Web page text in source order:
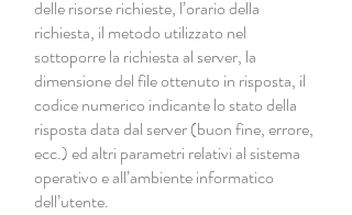
delle risorse richieste, l’orario della
richiesta, il metodo utilizzato nel
sottoporre la richiesta al server, la
dimensione del file ottenuto in risposta, il
codice numerico indicante lo stato della
risposta data dal server (buon fine, errore,
ecc.) ed altri parametri relativi al sistema
operativo e all’ambiente informatico
dell’utente.